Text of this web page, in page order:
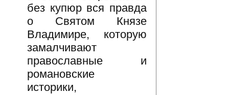
без купюр вся правда
о Святом Князе
Владимире, которую
замалчивают
православные и
романовские
историки,